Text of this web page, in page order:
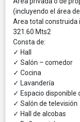
(incluyendo el área
Area total construida
321.60 Mts2
Consta de:
✓ Hall
✓ Salón – comedor
✓ Cocina
✓ Lavandería
✓ Espacio disponible
✓ Salón de televisión
✓ Hall de alcobas